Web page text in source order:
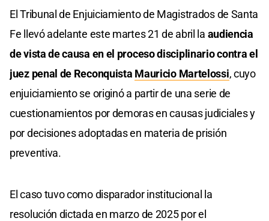
El Tribunal de Enjuiciamiento de Magistrados de Santa
Fe llevó adelante este martes 21 de abril la audiencia
de vista de causa en el proceso disciplinario contra el
juez penal de Reconquista Mauricio Martelossi, cuyo
enjuiciamiento se originó a partir de una serie de
cuestionamientos por demoras en causas judiciales y
por decisiones adoptadas en materia de prisión
preventiva.
El caso tuvo como disparador institucional la
resolución dictada en marzo de 2025 por el